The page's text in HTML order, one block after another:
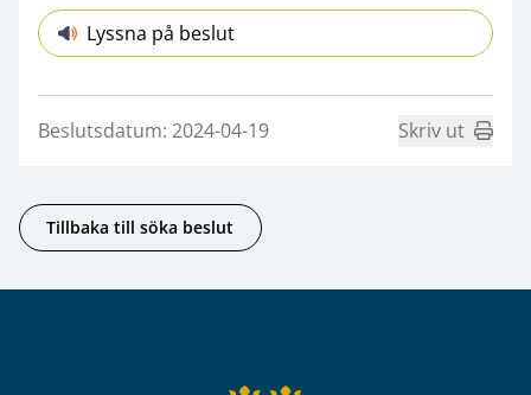
Lyssna på beslut
Beslutsdatum: 2024-04-19 Skriv ut
Tillbaka till söka beslut